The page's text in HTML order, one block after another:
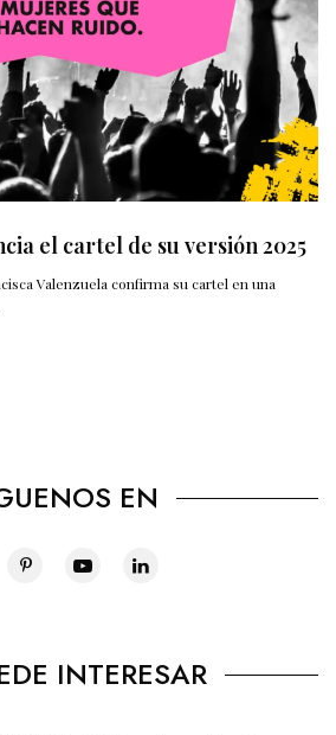
el cartel de su versión 2025
Valenzuela confirma su cartel en una
EN
INTERESAR